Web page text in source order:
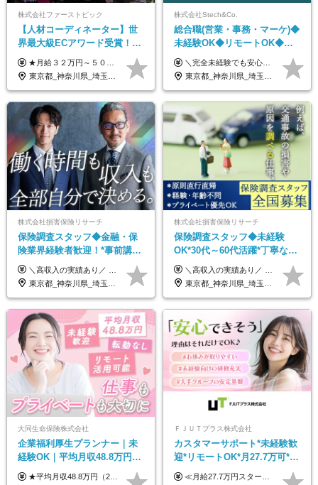
株式会社ファーストピック
【人材コーディネーター】世
界最大級ECアワード受賞！フ
ルリモート／未経験◎／月給
３２万円～／年休１３０日以
上／
★月給３２万円～５０万円＋インセンティブ賞与＋決算賞与★ （30時間の固定残業代、一律月54,750円を含む。超過分は支給） ※経験・スキルを考慮の上、決定 ※昇給：随時あり 【インセンティブについて】 自社サービスを提案し、サービス化した場合、一部の利益をインセンティブとして還元します。 試用期間中（6か月間）は、下記の給与となります。 【一都三県、大阪、名古屋、福岡の方】 月給２４万円～＋役職手当＋インセンティブ賞与 【一都三県以外の関東圏、九州、東北、北海道、その他地域の方】 月給２０万円～＋役職手当＋インセンティブ賞与 ※試用期間6ヶ月 ※試用期間中の待遇・福利厚生に差異はなし
東京都_神奈川県_埼玉県_千葉県_大阪府_愛知県_北海道_青森県_岩手県_宮城県_秋田県_山形県_福島県_茨城県_栃木県_群馬県_静岡県_岐阜県_三重県_兵庫県_京都府_滋賀県_奈良県_和歌山県_広島県_岡山県_鳥取県_島根県_山口県_福岡県_熊本県_佐賀県_長崎県_大分県_宮崎県_鹿児島県
株式会社Stech&Co.
総合職(営業・事務・マーケ)◆
未経験OK◆リモートOK◆学
歴不問◆20代活躍中！
＼完全未経験でも安心して年収UP可能です！／ -------------- 【1】営業 月給25万円～80万円＋賞与 【2】事務 月給21万円～50万円＋賞与 【3】マーケ 月給25万円～80万円＋賞与 ※試用期間3ヶ月間の待遇に変動はありません。 ※みなし残業代(月20時間分29,725円～)を含む。（※超過分は追加支給）
東京都_神奈川県_埼玉県_千葉県_大阪府_愛知県_北海道_青森県_岩手県_宮城県_秋田県_山形県_福島県_茨城県_栃木県_群馬県_新潟県_山梨県_長野県_富山県_石川県_福井県_静岡県_岐阜県_三重県_兵庫県_京都府_滋賀県_奈良県_和歌山県_広島県_岡山県_鳥取県_島根県_山口県_徳島県_香川県_愛媛県_高知県_福岡県_熊本県_佐賀県_長崎県_大分県_宮崎県_鹿児島県_沖縄県
株式会社損害保険リサーチ
保険調査スタッフ◆金融・保
険業界経験者歓迎！*事前講習
あり*30代～60代活躍*調査は
原則直行直帰*高収入可
＼高収入の実績あり／ なかには年収1000万円を超える方もいらっしゃいます！ 【完全出来高報酬制】 ★仕事に慣れるまで収入をサポート 1か月目：報酬が通常の2倍 2か月目：報酬が通常の1.5倍 ※災害に関する業務については、収入サポートの対象外 ※試用期間はありません ＊＊＊業務報酬の例＊＊＊ ・事故原因調査（4箇所確認）…1万5000円～ ・有無責／不正請求疑義調査（自動車案件）…2万円～ ・医療調査（1箇所確認）…1万7000円～ ・書類取付（1箇所訪問）…3000円～ ※上記は目安になります ※実際の報酬は業務報酬に応じた個々のスキル・実績を加味したものになります
東京都_神奈川県_埼玉県_千葉県_大阪府_愛知県_北海道_青森県_岩手県_宮城県_秋田県_山形県_福島県_茨城県_栃木県_群馬県_新潟県_山梨県_長野県_富山県_石川県_福井県_静岡県_岐阜県_三重県_兵庫県_京都府_滋賀県_奈良県_和歌山県_広島県_岡山県_鳥取県_島根県_山口県_徳島県_香川県_愛媛県_高知県_福岡県_熊本県_佐賀県_長崎県_大分県_宮崎県_鹿児島県_沖縄県
株式会社損害保険リサーチ
保険調査スタッフ◆未経験
OK*30代～60代活躍*丁寧な講
習・サポートあり*原則直行直
帰／全国募集・業務委託
＼高収入の実績あり／ なかには年収1000万円を超えるスペシャリストもいらっしゃいます！ 【完全出来高報酬制】 ★仕事に慣れるまで収入をサポート 1か月目：報酬が通常の2倍 2か月目：報酬が通常の1.5倍 ※災害に関する業務については、収入サポートの対象外 ※試用期間はありません ＊＊＊業務報酬の例＊＊＊ ・事故原因調査（4箇所確認）…1万5000円～ ・有無責／不正請求疑義調査（自動車案件）…2万円～ ・医療調査（1箇所確認）…1万7000円～ ・書類取付（1箇所訪問）…3000円～ ※上記は目安になります ※実際の報酬は業務報酬に応じた個々のスキル・実績を加味したものになります
東京都_神奈川県_埼玉県_千葉県_大阪府_愛知県_北海道_青森県_岩手県_宮城県_秋田県_山形県_福島県_茨城県_栃木県_群馬県_新潟県_山梨県_長野県_富山県_石川県_福井県_静岡県_岐阜県_三重県_兵庫県_京都府_滋賀県_奈良県_和歌山県_広島県_岡山県_鳥取県_島根県_山口県_徳島県_香川県_愛媛県_高知県_福岡県_熊本県_佐賀県_長崎県_大分県_宮崎県_鹿児島県_沖縄県
大同生命保険株式会社
企業福利厚生プランナー｜未
経験OK｜平均月収48.8万円｜
リモートOK｜残業ほぼなし｜
★平均月収48.8万円（2025年度実績） ★安心の固定給＋賞与年2回＋インセンティブ！手当も充実 月給21万円～23万円＋諸手当＋インセンティブ＋賞与年2回 ※給与は年間平均の税込定例給与です。賞与は含みません。 ※約3週間の研修期間中は日当8000円を支給いたします。 ※試用期間6ヵ月あり（期間中の条件変更なし） ◆東京・神奈川・千葉・埼玉・愛知（一部）・京都・大阪・兵庫（一部）：月給23万円以上 ◆静岡（一部）・三重・岐阜：月給22万円以上 ◆上記以外の地域：月給21万円以上
ＦＪＵＴプラス株式会社
カスタマーサポート*未経験歓
迎*リモートOK*月27.7万可*賞
与年2回*転勤なし*連休
≪月給27.7万円スタートも可／賞与年2回≫ ■月給21万円～27.7万円＋各種手当＋賞与年2回 ※給与は勤務地に応じて変更します ※年齢や経験・スキルなどを考慮して決定します ※時間外手当は全額支給 ※上記は初年度の月給となります ※試用期間3ヶ月（その他待遇に差異はありません） 【固定残業代について】 なし（残業代は、実際の労働時間に応じて別途全額支給）